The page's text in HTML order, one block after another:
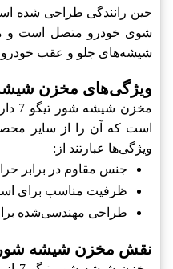
حین رانندگی طراحی شده
شوی خودرو متصل است و
شیشه‌های جلو و عقب خودرو
ویژگی‌های مخزن شیشه
است که آن را از سایر
ویژگی‌ها عبارتند از:
جنس مقاوم در برابر
ظرفیت مناسب برای
طراحی مهندسی‌شده
نقش مخزن شیشه شور تیگو 7 در